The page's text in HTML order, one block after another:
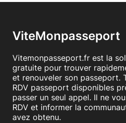
ViteMonpasseport
Vitemonpasseport.fr est la
gratuite pour trouver
et renouveler son passeport.
RDV passeport disponibles
passer un seul appel. Il ne
RDV et informer la
avez obtenu.